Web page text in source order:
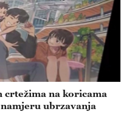
crtežima na koricama
ubrzavanja